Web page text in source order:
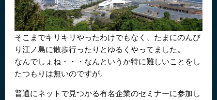
そこまでキリキリやったわけでもなく、たまにのんび
り江ノ島に散歩行ったりとゆるくやってました。
なんでしょね・・・なんというか特に難しいことをし
たつもりは無いのですが。
普通にネットで見つかる有名企業のセミナーに参加し